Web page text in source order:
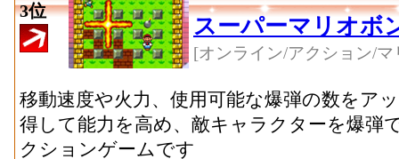
3位
スーパーマリオボ
[オンライン/アクション/マ
移動速度や火力、使用可能な爆弾の数をア
得して能力を高め、敵キャラクターを爆弾
クションゲームです